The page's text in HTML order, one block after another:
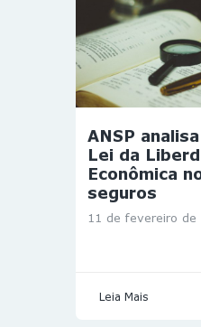
ANSP
Lei da
Econômica
seguros
11 de fevereiro de
Leia Mais